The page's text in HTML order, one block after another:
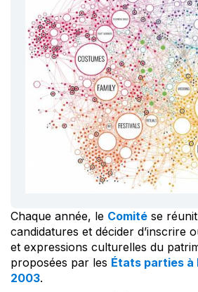
Chaque année, le Comité se
candidatures et décider d’inscrire
et expressions culturelles du
proposées par les États parties à
2003.